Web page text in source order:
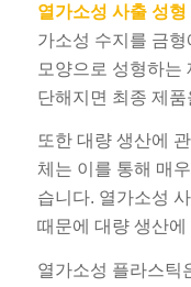
열가소성 사출 성형
가소성 수지를 금
모양으로 성형하는
단해지면 최종 제
또한 대량 생산에
체는 이를 통해 매
습니다. 열가소성
때문에 대량 생산
열가소성 플라스틱